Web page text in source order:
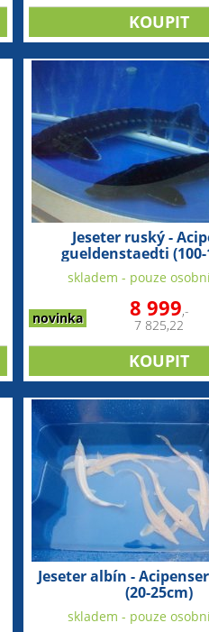
Jeseter ruský -
gueldenstaedti (100-
novinka
skladem - pouze
8 999,-
7 825,22
Jeseter albín -
(20-25cm)
skladem - pouze